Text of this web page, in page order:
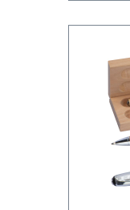
des
auf
auf
der